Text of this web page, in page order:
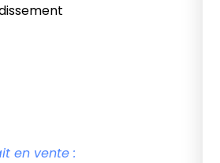
en vente :